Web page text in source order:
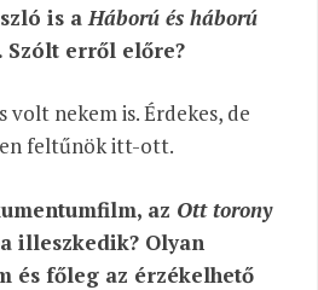
is aHáború és háború
Szólt erről előre?
volt nekem is. Érdekes, de
feltűnök itt-ott.
az Ott torony
illeszkedik? Olyan
és főleg az érzékelhető